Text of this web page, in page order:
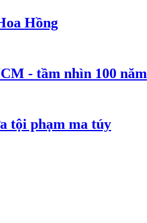
Hồng
- tầm nhìn 100 năm
tội phạm ma túy